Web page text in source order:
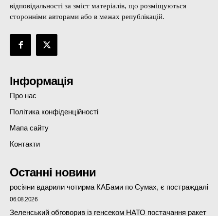
відповідальності за зміст матеріалів, що розміщуються
сторонніми авторами або в межах републікацій.
Інформація
Про нас
Політика конфіденційності
Мапа сайту
Контакти
Останні новини
росіяни вдарили чотирма КАБами по Сумах, є постраждалі
06.08.2026
Зеленський обговорив із генсеком НАТО постачання ракет